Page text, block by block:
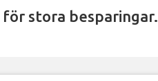
för stora besparingar.